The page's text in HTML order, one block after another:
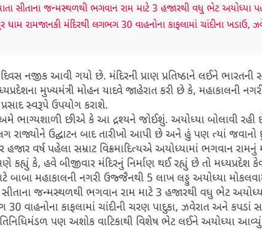
સીતાના જન્મસ્થળથી ભગવાન રામ માટે 3 હજારથી વધુ ભેટ અયોધ્યા
રામજાનકી મંદિરથી લગભગ 30 વાહનોના કાફલામાં ચાંદીના ખડાઉ,
દિવસ નજીક આવી ગયો છે. મંદિરની પ્રાણ પ્રતિષ્ઠાને લઈને
મુખ્યમંત્રી મોહન યાદવે જાહેરાત કરી છે કે, મહાકાલની
સ્વરૂપે ઉપયોગ કરાશે.
ભાગ્યશાળી છીએ કે આ દ્રશ્યને જોઈશું. અયોધ્યા બોલાવી
ઉદ્ઘાટન બાદ તારીખો આપી છે અને હું પણ ત્યાં જવાનો
હજાર વર્ષ પહેલા સમ્રાટ વિક્રમાદિત્યએ અયોધ્યામાં ભગવાન
કહ્યું કે, હવે બીજીવાર મંદિરનું નિર્માણ થઈ રહ્યું છે તો
બાબા મહાકાલની નગરી ઉજ્જૈનથી 5 લાખ લડ્ડુ અયોધ્યા
સીતાના જન્મસ્થળથી ભગવાન રામ માટે 3 હજારથી વધુ ભેટ
30 વાહનોના કાફલામાં ચાંદીની ચરણ પાદુકા, ઝવેરાત અને
પણ અશોક વાટિકાથી વિશેષ ભેટ લઈને અયોધ્યા